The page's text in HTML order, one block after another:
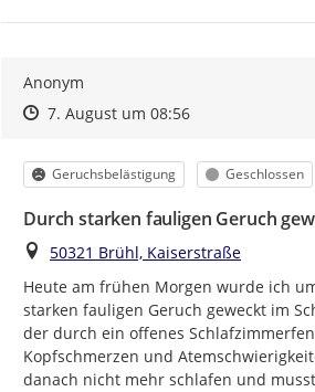
Anonym
Zeitpunkt des Erstellens
Zeitpunkt des Erstellens
7. August um 08:56Zur Äußerung
Kategorie
Geruchsbelästigung Status
Geschlossen
Durch starken fauligen Geruch
Ort
50321 Brühl, Kaiserstraße
Heute am frühen Morgen wurde ich
starken fauligen Geruch geweckt im
der durch ein offenes
Kopfschmerzen und
danach nicht mehr schlafen und